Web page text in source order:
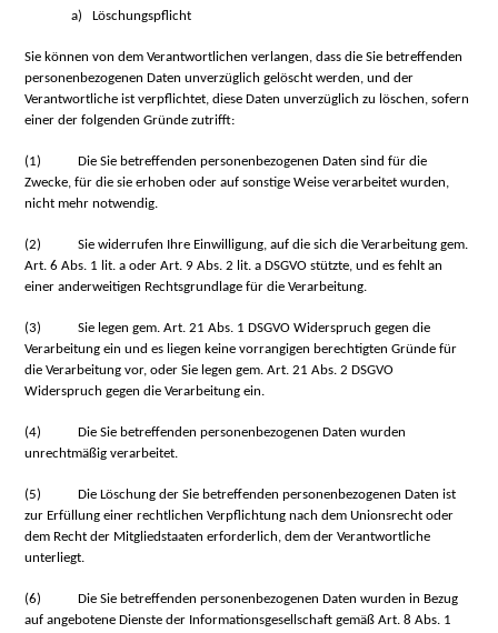
a) Löschungspflicht
Sie können von dem Verantwortlichen verlangen, dass die Sie betreffenden
personenbezogenen Daten unverzüglich gelöscht werden, und der
Verantwortliche ist verpflichtet, diese Daten unverzüglich zu löschen, sofern
einer der folgenden Gründe zutrifft:
(1)
Die Sie betreffenden personenbezogenen Daten sind für die
Zwecke, für die sie erhoben oder auf sonstige Weise verarbeitet wurden,
nicht mehr notwendig.
(2)Sie widerrufen Ihre Einwilligung, auf die sich die Verarbeitung gem.
Art. 6 Abs. 1 lit. a oder Art. 9 Abs. 2 lit. a DSGVO stützte, und es fehlt an
einer anderweitigen Rechtsgrundlage für die Verarbeitung.
(3)Sie legen gem. Art. 21 Abs. 1 DSGVO Widerspruch gegen die
Verarbeitung ein und es liegen keine vorrangigen berechtigten Gründe für
die Verarbeitung vor, oder Sie legen gem. Art. 21 Abs. 2 DSGVO
Widerspruch gegen die Verarbeitung ein.
(4)
Die Sie betreffenden personenbezogenen Daten wurden
unrechtmäßig verarbeitet.
(5)
Die Löschung der Sie betreffenden personenbezogenen Daten ist
zur Erfüllung einer rechtlichen Verpflichtung nach dem Unionsrecht oder
dem Recht der Mitgliedstaaten erforderlich, dem der Verantwortliche
unterliegt.
(6)
Die Sie betreffenden personenbezogenen Daten wurden in Bezug
auf angebotene Dienste der Informationsgesellschaft gemäß Art. 8 Abs. 1